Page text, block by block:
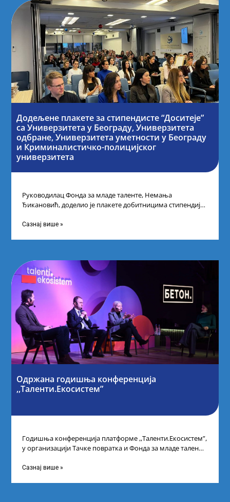
Додељене плакете за стипендисте “Доситеје”
са Универзитета у Београду, Универзитета
одбране, Универзитета уметности у Београду
и Криминалистичко-полицијског
универзитета
Руководилац Фонда за младе таленте, Немања
Ђикановић, доделио је плакете добитницима стипендије
технолошком парку
Сазнај више »
Одржана годишња конференција
,,Таленти.Екосистем”
Годишња конференција платформе ,,Таленти.Екосистем”,
у организацији Тачке повратка и Фонда за младе таленте
Сазнај више »